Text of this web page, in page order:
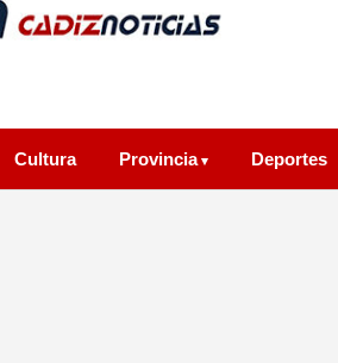
Cultura Provincia Deportes